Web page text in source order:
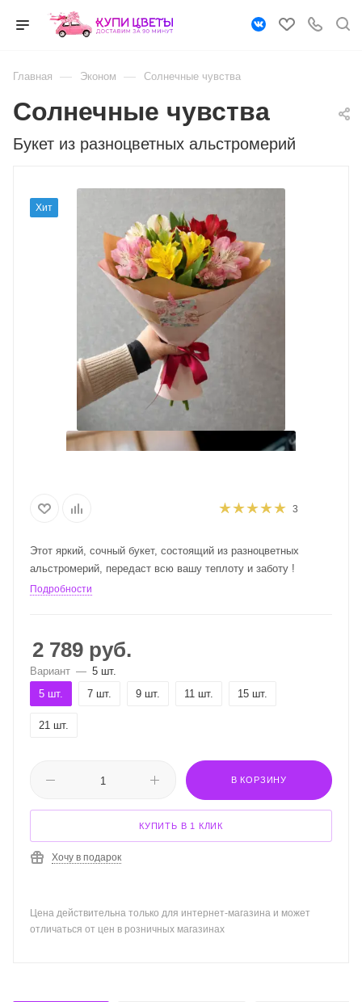
Главная — Эконом — Солнечные чувства
Букет из разноцветных альстромерий
Солнечные чувства
Хит
3
Этот яркий, сочный букет, состоящий из разноцветных
альстромерий, передаст всю вашу теплоту и заботу !
Подробности
2 789 руб.
Вариант — 5 шт.
5 шт.
7 шт. 9 шт. 11 шт. 15 шт.
21 шт.
В КОРЗИНУ
КУПИТЬ В 1 КЛИК
Хочу в подарок
Цена действительна только для интернет-магазина и может
отличаться от цен в розничных магазинах